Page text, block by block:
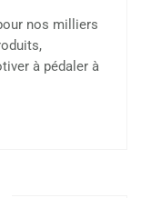
nos milliers
à pédaler à